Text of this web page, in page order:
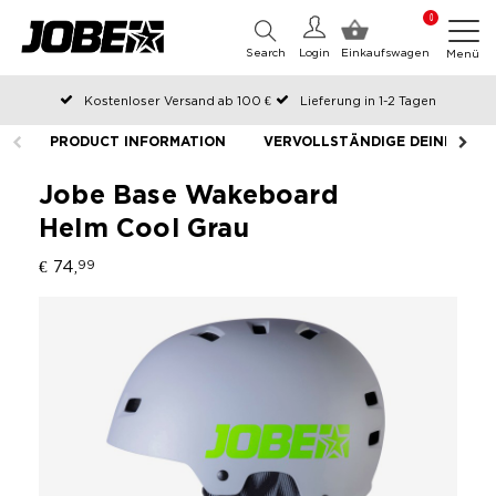
0
Einkaufswagen
Login
Search Menü
Kostenloser Versand ab 100 €
Lieferung in 1-2 Tagen
An Werktagen vor 12:00 Uhr bestellt, noch am selben Tag versendet
Zahlen Sie später oder in Teilen
PRODUCT INFORMATION VERVOLLSTÄNDIGE DEINE
Jobe Base Wakeboard
Helm Cool Grau
€ 74, 99